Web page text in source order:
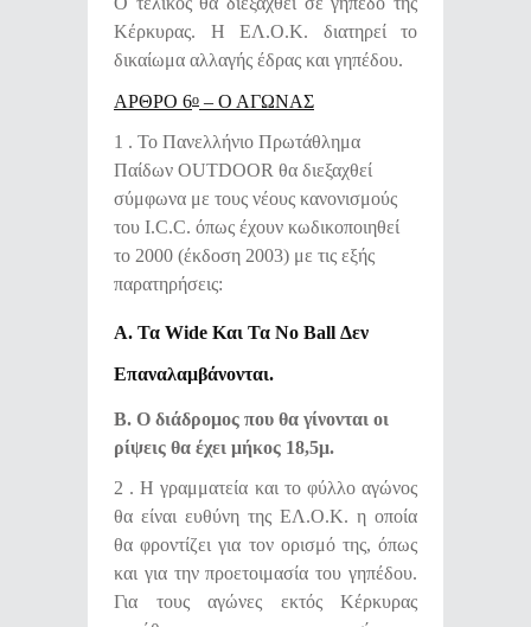
Κέρκυρας. Η ΕΛ.Ο.Κ. διατηρεί το
δικαίωμα αλλαγής έδρας και γηπέδου.
ΑΡΘΡΟ 6Ο – Ο ΑΓΩΝΑΣ
1 . Το Πανελλήνιο Πρωτάθλημα
Παίδων OUTDOOR θα διεξαχθεί
σύμφωνα με τους νέους κανονισμούς
του I.C.C. όπως έχουν κωδικοποιηθεί
το 2000 (έκδοση 2003) με τις εξής
παρατηρήσεις:
Α. Τα Wide Και Τα No Ball Δεν
Επαναλαμβάνονται.
Β. Ο διάδρομος που θα γίνονται οι
ρίψεις θα έχει μήκος 18,5μ.
2 . Η γραμματεία και το φύλλο αγώνος
θα είναι ευθύνη της ΕΛ.Ο.Κ. η οποία
θα φροντίζει για τον ορισμό της, όπως
και για την προετοιμασία του γηπέδου.
Για τους αγώνες εκτός Κέρκυρας